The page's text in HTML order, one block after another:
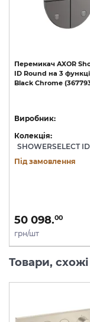
Перемикач AXOR
ID Round на 3
Black Chrome
Виробник:
Колекція:
SHOWERSELECT ID
Під замовлення
50 098.00
грн/шт
Товари,